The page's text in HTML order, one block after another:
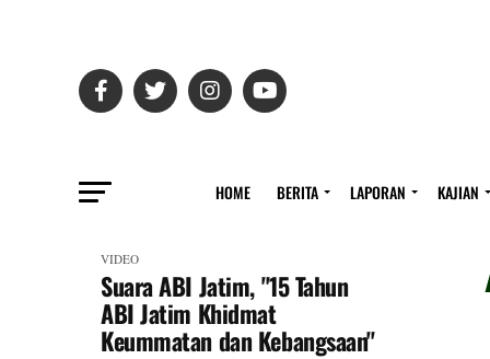
HOME BERITA LAPORAN KAJIAN
VIDEO
Suara ABI Jatim, "15 Tahun
ABI Jatim Khidmat
Keummatan dan Kebangsaan"